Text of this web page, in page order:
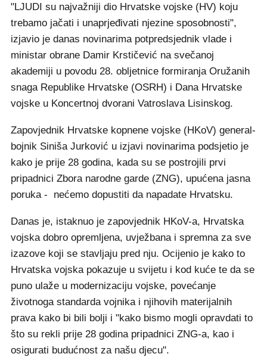
"LJUDI su najvažniji dio Hrvatske vojske (HV) koju
trebamo jačati i unaprjeđivati njezine sposobnosti",
izjavio je danas novinarima potpredsjednik vlade i
ministar obrane Damir Krstičević na svečanoj
akademiji u povodu 28. obljetnice formiranja Oružanih
snaga Republike Hrvatske (OSRH) i Dana Hrvatske
vojske u Koncertnoj dvorani Vatroslava Lisinskog.
Zapovjednik Hrvatske kopnene vojske (HKoV) general-
bojnik Siniša Jurković u izjavi novinarima podsjetio je
kako je prije 28 godina, kada su se postrojili prvi
pripadnici Zbora narodne garde (ZNG), upućena jasna
poruka - nećemo dopustiti da napadate Hrvatsku.
Danas je, istaknuo je zapovjednik HKoV-a, Hrvatska
vojska dobro opremljena, uvježbana i spremna za sve
izazove koji se stavljaju pred nju. Ocijenio je kako to
Hrvatska vojska pokazuje u svijetu i kod kuće te da se
puno ulaže u modernizaciju vojske, povećanje
životnoga standarda vojnika i njihovih materijalnih
prava kako bi bili bolji i "kako bismo mogli opravdati to
što su rekli prije 28 godina pripadnici ZNG-a, kao i
osigurati budućnost za našu djecu".